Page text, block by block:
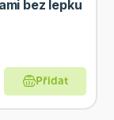
bez lepku
Přidat